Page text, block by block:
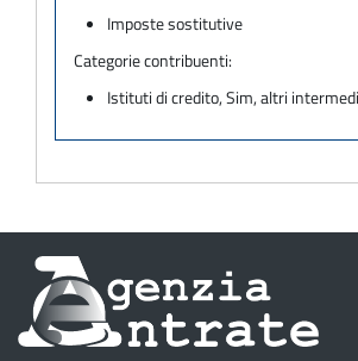
Imposte sostitutive
Categorie contribuenti:
Istituti di credito, Sim, altri
Informazioni
sul